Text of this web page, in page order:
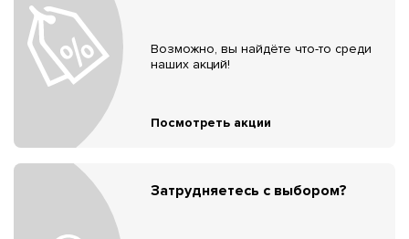
Возможно, вы найдёте что-то среди
наших акций!
Посмотреть акции
Затрудняетесь с выбором?